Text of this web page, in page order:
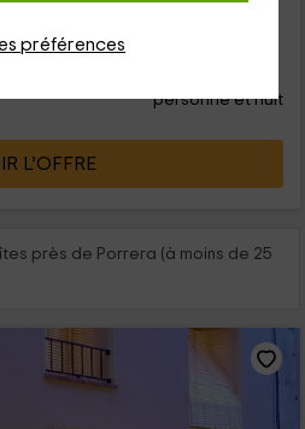
préférences
las cuales...
personne et nuit
L’OFFRE
près de Porrera (à moins de 25